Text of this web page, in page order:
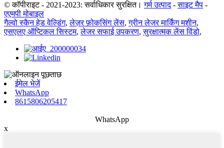
© कॉपीराइट - 2021-2023: सर्वाधिकार सुरक्षित। गर्म उत्पाद-साइट मैप -
एएमपी मोबाइल
गैल्वो स्कैन हेड वेल्डिंग,लेज़र फ़ोकसिंग लेंस,ग्रीन लेजर मार्किंग मशीन,
एसएलए ऑप्टिकल सिस्टम,लेजर सफाई उपकरण,सुरक्षात्मक लेंस विंडो,
ईमेल भेजें
WhatsApp
8615806205417
WhatsApp
x